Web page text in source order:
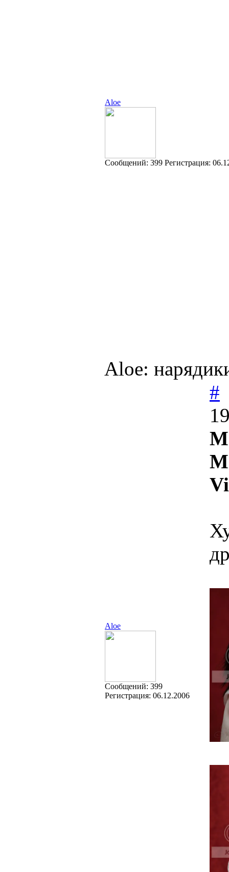
Aloe
Cообщений: 399 Регистрация:
Aloe:
Aloe
Cообщений: 399
Регистрация: 06.12.2006
#